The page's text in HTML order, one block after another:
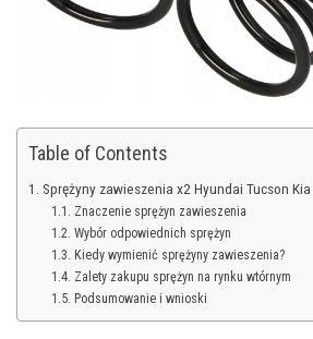
Table of Contents
Sprężyny zawieszenia x2 Hyundai Tucson
Znaczenie sprężyn zawieszenia
Wybór odpowiednich sprężyn
Kiedy wymienić sprężyny zawieszenia?
Zalety zakupu sprężyn na rynku wtórnym
Podsumowanie i wnioski